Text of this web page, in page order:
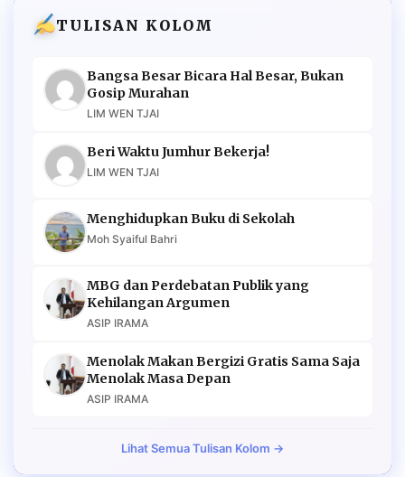
TULISAN KOLOM
Bangsa Besar Bicara Hal Besar, Bukan
Gosip Murahan
LIM WEN TJAI
Beri Waktu Jumhur Bekerja!
LIM WEN TJAI
Menghidupkan Buku di Sekolah
Moh Syaiful Bahri
MBG dan Perdebatan Publik yang
Kehilangan Argumen
ASIP IRAMA
Menolak Makan Bergizi Gratis Sama Saja
Menolak Masa Depan
ASIP IRAMA
Lihat Semua Tulisan Kolom →